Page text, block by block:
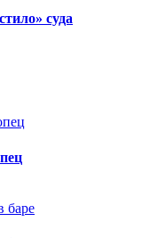
суда